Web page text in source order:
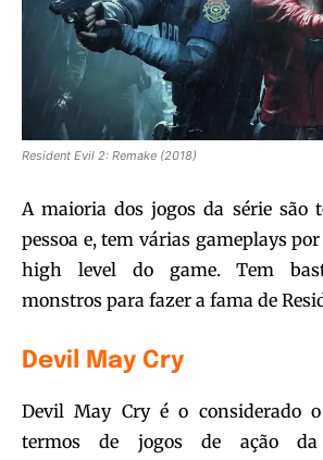
Resident Evil 2: Remake (2018)
A maioria dos jogos da série são
pessoa e, tem várias gameplays
high level do game. Tem
monstros para fazer a fama de
Devil May Cry
Devil May Cry é o considerado
termos de jogos de ação